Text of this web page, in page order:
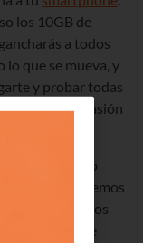
los 10GB de
a todos
lo que se mueva, y
y probar todas
tenido ocasión
de esfuerzo
no queremos
te hemos
tu Smartphone